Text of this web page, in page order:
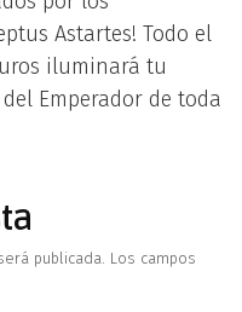
Astartes! Todo el
iluminará tu
Emperador de toda
publicada. Los campos